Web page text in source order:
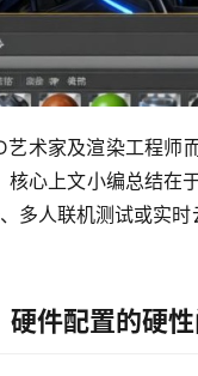
术家及渲染工程师而
核心上文小编总结在
多人联机测试或实时
硬件配置的硬